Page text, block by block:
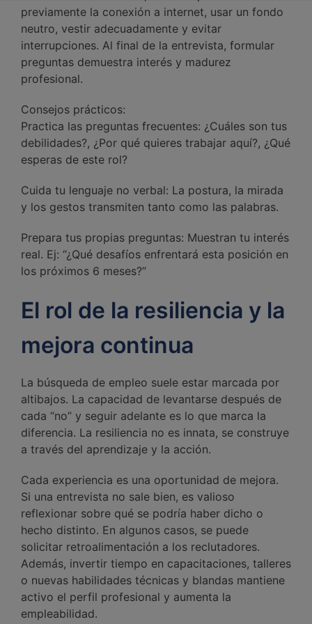
previamente la conexión a internet, usar un fondo
neutro, vestir adecuadamente y evitar
interrupciones. Al final de la entrevista, formular
preguntas demuestra interés y madurez
profesional.
Consejos prácticos:
Practica las preguntas frecuentes: ¿Cuáles son tus
debilidades?, ¿Por qué quieres trabajar aquí?, ¿Qué
esperas de este rol?
Cuida tu lenguaje no verbal: La postura, la mirada
y los gestos transmiten tanto como las palabras.
Prepara tus propias preguntas: Muestran tu interés
real. Ej: “¿Qué desafíos enfrentará esta posición en
los próximos 6 meses?”
El rol de la resiliencia y la
mejora continua
La búsqueda de empleo suele estar marcada por
altibajos. La capacidad de levantarse después de
cada “no” y seguir adelante es lo que marca la
diferencia. La resiliencia no es innata, se construye
a través del aprendizaje y la acción.
Cada experiencia es una oportunidad de mejora.
Si una entrevista no sale bien, es valioso
reflexionar sobre qué se podría haber dicho o
hecho distinto. En algunos casos, se puede
solicitar retroalimentación a los reclutadores.
Además, invertir tiempo en capacitaciones, talleres
o nuevas habilidades técnicas y blandas mantiene
activo el perfil profesional y aumenta la
empleabilidad.